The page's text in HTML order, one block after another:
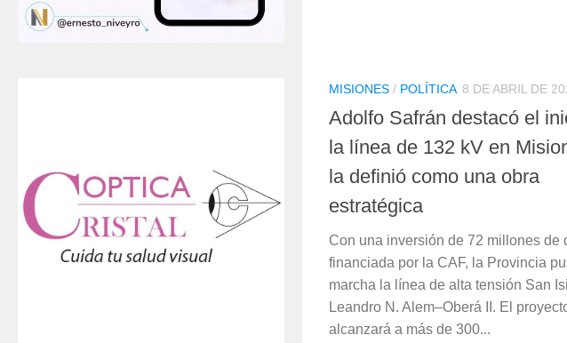
MISIONES / POLÍTICA 8 DE ABRIL DE
Adolfo Safrán destacó el
la línea de 132 kV en
la definió como una obra
estratégica
Con una inversión de 72 millones de
financiada por la CAF, la Provincia
marcha la línea de alta tensión San
Leandro N. Alem–Oberá II. El
alcanzará a más de 300...